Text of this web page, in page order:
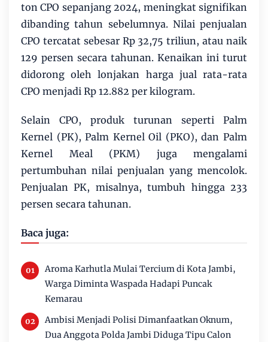
ton CPO sepanjang 2024, meningkat signifikan
dibanding tahun sebelumnya. Nilai penjualan
CPO tercatat sebesar Rp 32,75 triliun, atau naik
129 persen secara tahunan. Kenaikan ini turut
didorong oleh lonjakan harga jual rata-rata
CPO menjadi Rp 12.882 per kilogram.
Selain CPO, produk turunan seperti Palm
Kernel (PK), Palm Kernel Oil (PKO), dan Palm
Kernel Meal (PKM) juga mengalami
pertumbuhan nilai penjualan yang mencolok.
Penjualan PK, misalnya, tumbuh hingga 233
persen secara tahunan.
Baca juga:
Aroma Karhutla Mulai Tercium di Kota Jambi,
Warga Diminta Waspada Hadapi Puncak
Kemarau
Ambisi Menjadi Polisi Dimanfaatkan Oknum,
Dua Anggota Polda Jambi Diduga Tipu Calon